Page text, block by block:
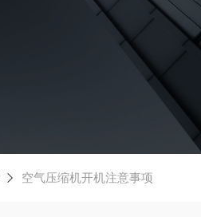
空气压缩机开机注意事项